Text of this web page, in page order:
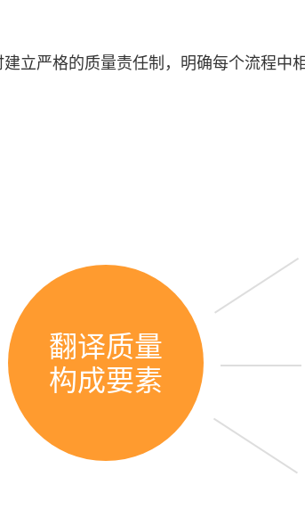
立严格的质量责任制，明确每个流程中
翻译质量
构成要素